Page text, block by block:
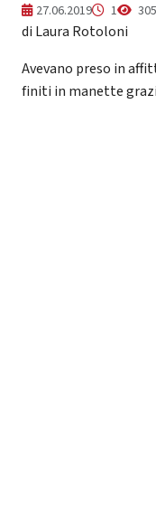
27.06.2019 1
di Laura Rotoloni
Avevano preso in
finiti in manette